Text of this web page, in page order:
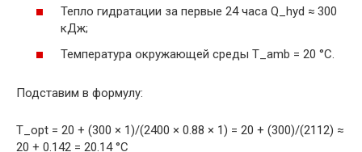
Тепло гидратации за первые 24 часа Q_hyd ≈ 300
кДж;
Температура окружающей среды T_amb = 20 °С.
Подставим в формулу:
T_opt = 20 + (300 × 1)/(2400 × 0.88 × 1) = 20 + (300)/(2112) ≈
20 + 0.142 = 20.14 °С